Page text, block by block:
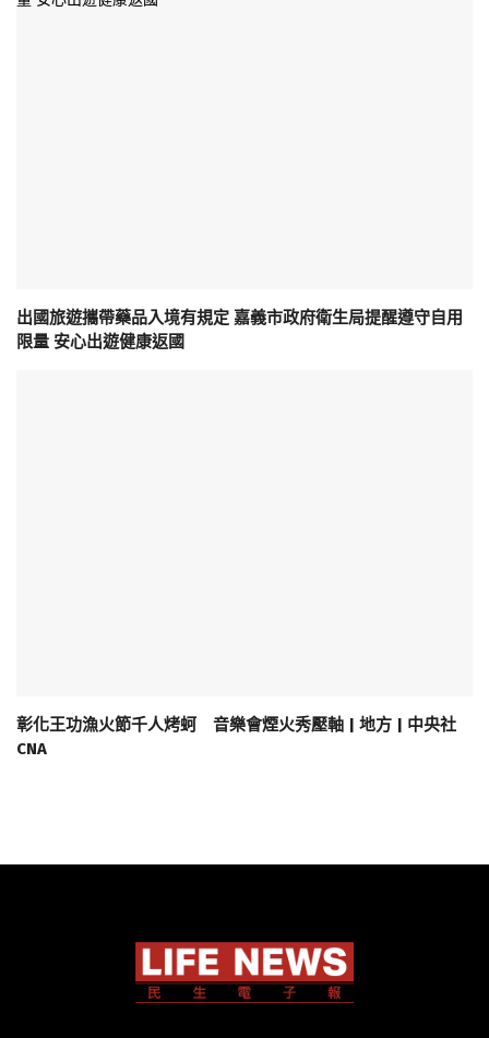
出國旅遊攜帶藥品入境有規定 嘉義市政府衛生局提醒遵守自用
限量 安心出遊健康返國
彰化王功漁火節千人烤蚵 音樂會煙火秀壓軸 | 地方 | 中央社
CNA